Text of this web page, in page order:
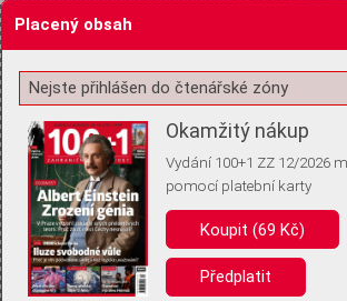
Žádost o souhlas s ukládáním
Pro základní fungování webu nepotřebujeme
(tzv. cookies apod.). Rádi bychom vás ale požádali
uložením volitelných informací:
Anonymní unikátní ID
Placený obsah
Nejste přihlášen do čtenářské zóny
Okamžitý nákup
Vydání 100+1 ZZ 12/2026
pomocí platební karty
Koupit (69 Kč)
Předplatit